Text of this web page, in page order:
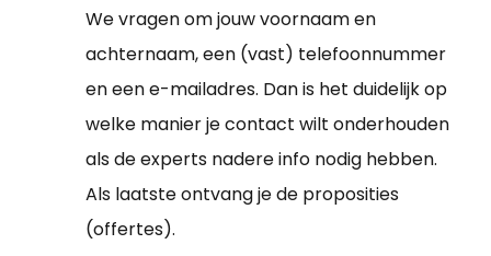
We vragen om jouw voornaam en
achternaam, een (vast) telefoonnummer
en een e-mailadres. Dan is het duidelijk op
welke manier je contact wilt onderhouden
als de experts nadere info nodig hebben.
Als laatste ontvang je de proposities
(offertes).